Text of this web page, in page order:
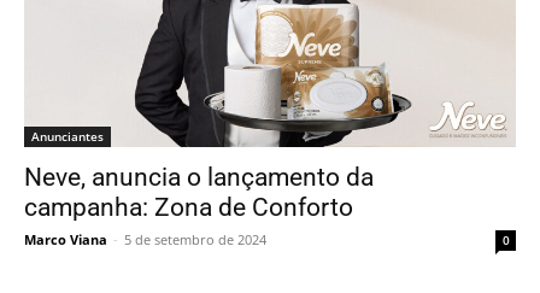
Anunciantes
Neve, anuncia o lançamento da
campanha: Zona de Conforto
Marco Viana - 5 de setembro de 2024 0